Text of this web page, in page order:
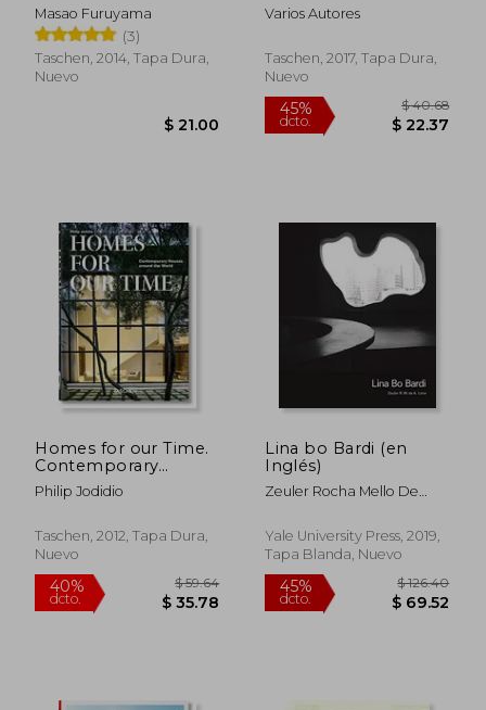
Masao Furuyama
(3)
Taschen, 2014, Tapa Dura,
Nuevo
$ 21.00
Varios Autores
Taschen, 2017, Tapa Dura,
Nuevo
Homes for our Time.
Contemporary
Houses Around the
World. 40Th ed. (en
Philip Jodidio
Taschen, 2012, Tapa Dura,
Nuevo
Lina bo Bardi (en
Inglés)
Zeuler Rocha Mello De
Yale University Press, 2019,
Tapa Blanda, Nuevo